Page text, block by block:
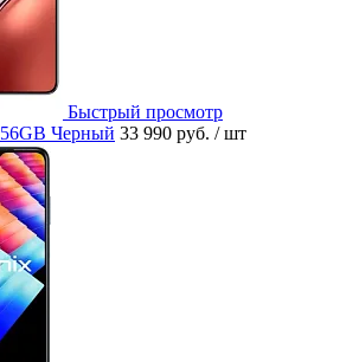
Быстрый просмотр
Черный 33 990 руб. / шт